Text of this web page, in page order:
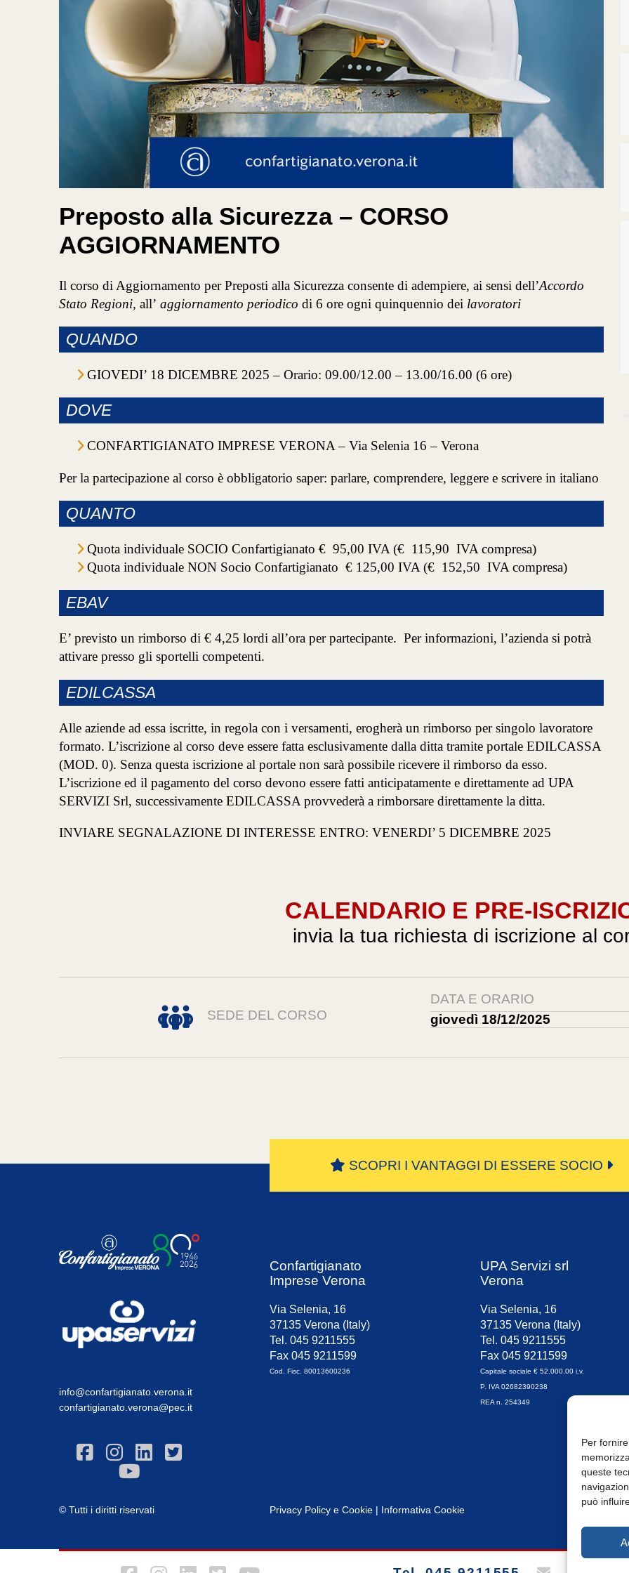
Per
queste
può
Preposto alla Sicurezza – CORSO
AGGIORNAMENTO
Il corso di Aggiornamento per Preposti alla Sicurezza consente di adempiere, ai sensi dell’Accordo
Stato Regioni, all’ aggiornamento periodico di 6 ore ogni quinquennio dei lavoratori
QUANDO
GIOVEDI’ 18 DICEMBRE 2025 – Orario: 09.00/12.00 – 13.00/16.00 (6 ore)
DOVE
CONFARTIGIANATO IMPRESE VERONA – Via Selenia 16 – Verona
Per la partecipazione al corso è obbligatorio saper: parlare, comprendere, leggere e scrivere in italiano
QUANTO
Quota individuale SOCIO Confartigianato € 95,00 IVA (€ 115,90 IVA compresa)
Quota individuale NON Socio Confartigianato € 125,00 IVA (€ 152,50 IVA compresa)
EBAV
E’ previsto un rimborso di € 4,25 lordi all’ora per partecipante. Per informazioni, l’azienda si potrà
attivare presso gli sportelli competenti.
EDILCASSA
Alle aziende ad essa iscritte, in regola con i versamenti, erogherà un rimborso per singolo lavoratore
formato. L’iscrizione al corso deve essere fatta esclusivamente dalla ditta tramite portale EDILCASSA
(MOD. 0). Senza questa iscrizione al portale non sarà possibile ricevere il rimborso da esso.
L’iscrizione ed il pagamento del corso devono essere fatti anticipatamente e direttamente ad UPA
SERVIZI Srl, successivamente EDILCASSA provvederà a rimborsare direttamente la ditta.
INVIARE SEGNALAZIONE DI INTERESSE ENTRO: VENERDI’ 5 DICEMBRE 2025
CALENDARIO E PRE-
invia la tua richiesta di iscrizione al
SEDE DEL CORSO
DATA E ORARIO
giovedì 18/12/2025
SCOPRI I VANTAGGI DI ESSERE SOCIO
info@confartigianato.verona.it
confartigianato.verona@pec.it
Confartigianato
Imprese Verona
Via Selenia, 16
37135 Verona (Italy)
Tel. 045 9211555
Fax 045 9211599
Cod. Fisc. 80013600236
UPA Servizi srl
Verona
Via Selenia, 16
37135 Verona (Italy)
Tel. 045 9211555
Fax 045 9211599
Capitale sociale € 52.000,00 i.v.
P. IVA 02682390238
REA n. 254349
© Tutti i diritti riservati Privacy Policy e Cookie | Informativa Cookie